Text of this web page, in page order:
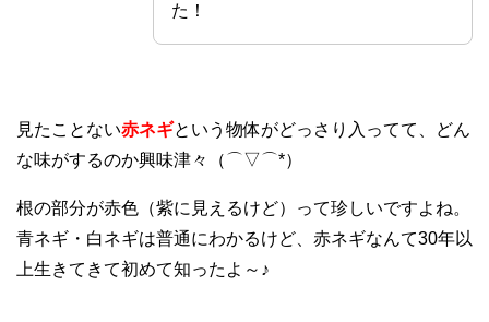
た！
見たことない赤ネギという物体がどっさり入ってて、どん
な味がするのか興味津々（⌒▽⌒*）
根の部分が赤色（紫に見えるけど）って珍しいですよね。
青ネギ・白ネギは普通にわかるけど、赤ネギなんて30年以
上生きてきて初めて知ったよ～♪